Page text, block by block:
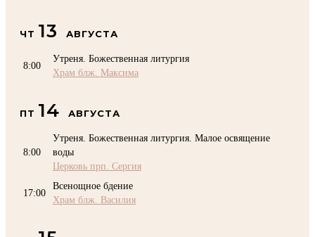
ЧТ 13 АВГУСТА
8:00
Утреня. Божественная литургия
Храм блж. Максима
ПТ 14 АВГУСТА
8:00
Утреня. Божественная литургия. Малое освящение
воды
Церковь прп. Сергия
17:00
Всенощное бдение
Храм блж. Василия